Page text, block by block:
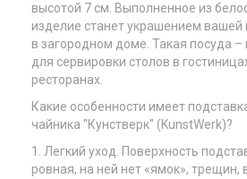
высотой 7 см. Выполненное из
изделие станет украшением вашей
в загородном доме. Такая посуда
для сервировки столов в
ресторанах.
Какие особенности имеет
чайника "Кунстверк" (KunstWerk)?
1. Легкий уход. Поверхность
ровная, на ней нет «ямок», трещин,